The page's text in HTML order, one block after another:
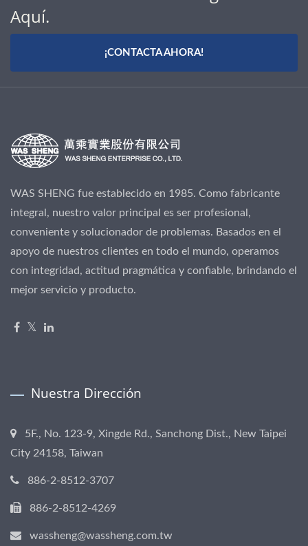
Aquí.
¡CONTACTA AHORA!
WAS SHENG fue establecido en 1985. Como fabricante
integral, nuestro valor principal es ser profesional,
conveniente y solucionador de problemas. Basados en el
apoyo de nuestros clientes en todo el mundo, operamos
con integridad, actitud pragmática y confiable, brindando el
mejor servicio y producto.
Nuestra Dirección
5F., No. 123-9, Xingde Rd., Sanchong Dist., New Taipei
City 24158, Taiwan
886-2-8512-3707
886-2-8512-4269
wassheng@wassheng.com.tw